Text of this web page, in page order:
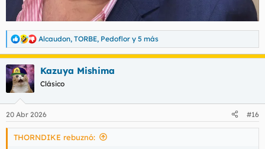
R
e
a
c
c
i
e
s
Alcaudon, TORBE, Pedoflor y 5 más
Kazuya Mishima
Clásico
20 Abr 2026 #16
THORNDIKE rebuznó: